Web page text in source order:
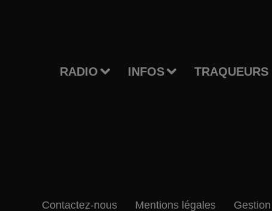
RADIO INFOS
Contactez-nous Mentions légales